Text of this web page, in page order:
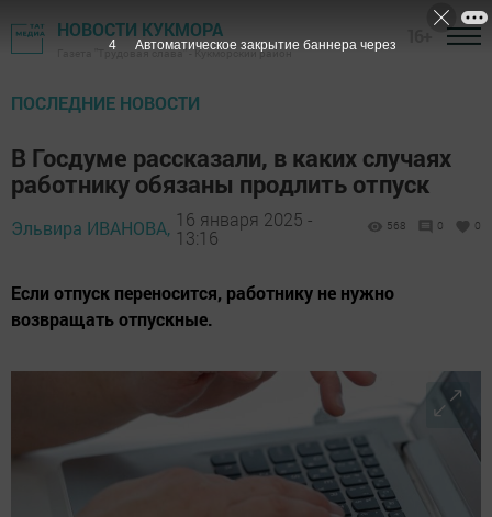
НОВОСТИ КУКМОРА
Газета "Трудовая слава" - Кукморский район
ПОСЛЕДНИЕ НОВОСТИ
В Госдуме рассказали, в каких случаях
работнику обязаны продлить отпуск
Эльвира ИВАНОВА, 16 января 2025 -
13:16
568 0 0
Если отпуск переносится, работнику не нужно
возвращать отпускные.
2 Автоматическое закрытие баннера через